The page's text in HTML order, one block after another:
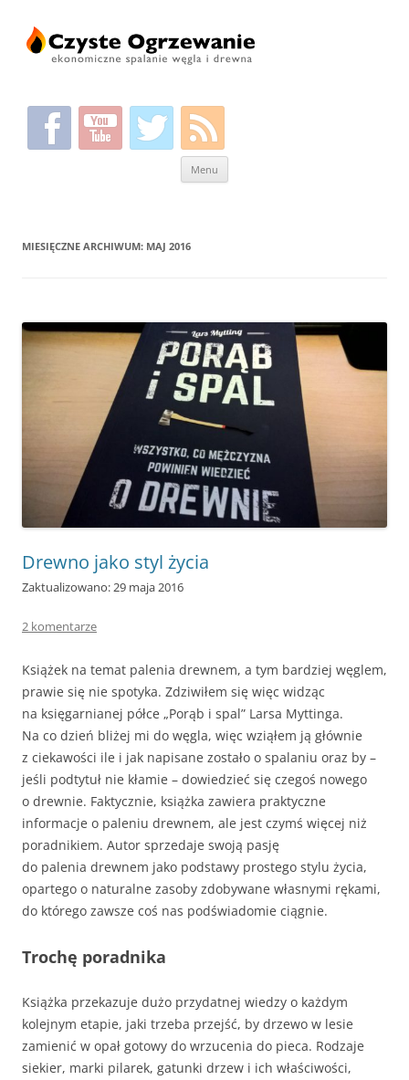
Menu
MIESIĘCZNE ARCHIWUM: MAJ 2016
Drewno jako styl życia
Zaktualizowano: 29 maja 2016
2 komentarze
Książek na temat palenia drewnem, a tym bardziej węglem,
prawie się nie spotyka. Zdziwiłem się więc widząc
na księgarnianej półce „Porąb i spal” Larsa Myttinga.
Na co dzień bliżej mi do węgla, więc wziąłem ją głównie
z ciekawości ile i jak napisane zostało o spalaniu oraz by –
jeśli podtytuł nie kłamie – dowiedzieć się czegoś nowego
o drewnie. Faktycznie, książka zawiera praktyczne
informacje o paleniu drewnem, ale jest czymś więcej niż
poradnikiem. Autor sprzedaje swoją pasję
do palenia drewnem jako podstawy prostego stylu życia,
opartego o naturalne zasoby zdobywane własnymi rękami,
do którego zawsze coś nas podświadomie ciągnie.
Trochę poradnika
Książka przekazuje dużo przydatnej wiedzy o każdym
kolejnym etapie, jaki trzeba przejść, by drzewo w lesie
zamienić w opał gotowy do wrzucenia do pieca. Rodzaje
siekier, marki pilarek, gatunki drzew i ich właściwości,